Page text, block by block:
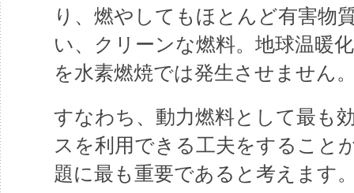
り、燃やしてもほとんど有害物
い、クリーンな燃料。地球温暖
を水素燃焼では発生させません
すなわち、動力燃料として最も
スを利用できる工夫をすること
題に最も重要であると考えます